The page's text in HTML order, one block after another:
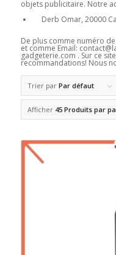
objets publicitaire. Notre
Derb Omar, 20000
De plus comme numéro
et comme Email:
gadgeterie.com . Sur ce
recommandations! Nous
Trier par Par défaut
Afficher 45 Produits par